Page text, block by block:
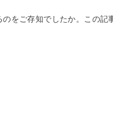
をご存知でしたか。この記